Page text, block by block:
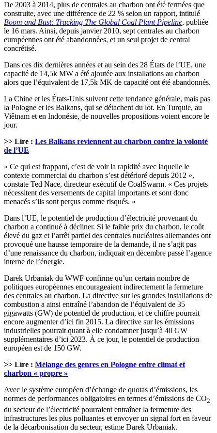
De 2003 à 2014, plus de centrales au charbon ont été fermées que
construite, avec une différence de 22 % selon un rapport, intitulé
Boom and Bust: Tracking The Global Coal Plant Pipeline, publiée
le 16 mars. Ainsi, depuis janvier 2010, sept centrales au charbon
européennes ont été abandonnées, et un seul projet de central
concrétisé.
Dans ces dix dernières années et au sein des 28 États de l’UE, une
capacité de 14,5k MW a été ajoutée aux installations au charbon
alors que l’équivalent de 17,5k MK de capacité ont été abandonnés.
La Chine et les États-Unis suivent cette tendance générale, mais pas
la Pologne et les Balkans, qui se détachent du lot. En Turquie, au
Viêtnam et en Indonésie, de nouvelles propositions voient encore le
jour.
>> Lire : Les Balkans reviennent au charbon contre la volonté
de l’UE
« Ce qui est frappant, c’est de voir la rapidité avec laquelle le
contexte commercial du charbon s’est détérioré depuis 2012 »,
constate Ted Nace, directeur exécutif de CoalSwarm. « Ces projets
nécessitent des versements de capital importants et sont donc
menacés s’ils sont perçus comme risqués. »
Dans l’UE, le potentiel de production d’électricité provenant du
charbon a continué à décliner. Si le faible prix du charbon, le coût
élevé du gaz et l’arrêt partiel des centrales nucléaires allemandes ont
provoqué une hausse temporaire de la demande, il ne s’agit pas
d’une renaissance du charbon, indiquait en décembre passé l’agence
interne de l’énergie.
Darek Urbaniak du WWF confirme qu’un certain nombre de
politiques européennes encourageaient indirectement la fermeture
des centrales au charbon. La directive sur les grandes installations de
combustion a ainsi entraîné l’abandon de l’équivalent de 35
gigawatts (GW) de potentiel de production, et ce chiffre pourrait
encore augmenter d’ici fin 2015. La directive sur les émissions
industrielles pourrait quant à elle condamner jusqu’à 40 GW
supplémentaires d’ici 2023. À ce jour, le potentiel de production
européen est de 150 GW.
>> Lire : Mélange des genres en Pologne entre climat et
charbon « propre »
Avec le système européen d’échange de quotas d’émissions, les
normes de performances obligatoires en termes d’émissions de CO2
du secteur de l’électricité pourraient entraîner la fermeture des
infrastructures les plus polluantes et envoyer un signal fort en faveur
de la décarbonisation du secteur, estime Darek Urbaniak.